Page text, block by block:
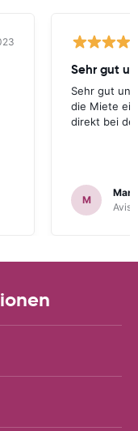
Sehr gut
die Miete
direkt bei
M
Avis